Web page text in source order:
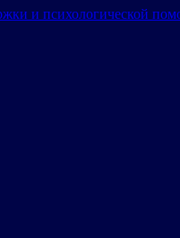
и психологической